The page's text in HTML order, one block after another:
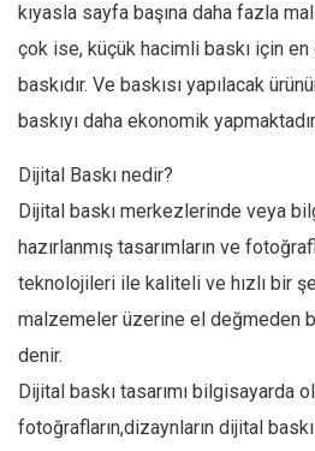
kıyasla sayfa başına daha fazla
çok ise, küçük hacimli baskı için
baskıdır. Ve baskısı yapılacak
baskıyı daha ekonomik
Dijital Baskı nedir?
Dijital baskı merkezlerinde veya
hazırlanmış tasarımların ve
teknolojileri ile kaliteli ve hızlı bir
malzemeler üzerine el değmeden
denir.
Dijital baskı tasarımı bilgisayarda
fotoğrafların,dizaynların dijital